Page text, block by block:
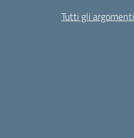
Tutti gli argomenti